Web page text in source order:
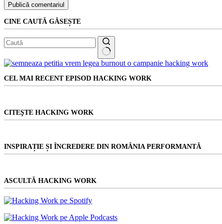
Publică comentariul
CINE CAUTĂ GĂSEȘTE
Niciun
CEL MAI RECENT EPISOD HACKING WORK
CITEŞTE HACKING WORK
INSPIRAȚIE ȘI ÎNCREDERE DIN ROMÂNIA PERFORMANTĂ
ASCULTĂ HACKING WORK